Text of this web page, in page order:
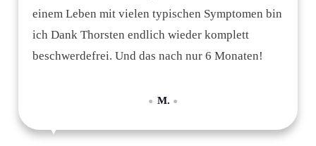
einem Leben mit vielen typischen Symptomen bin
ich Dank Thorsten endlich wieder komplett
beschwerdefrei. Und das nach nur 6 Monaten!
● M. ●